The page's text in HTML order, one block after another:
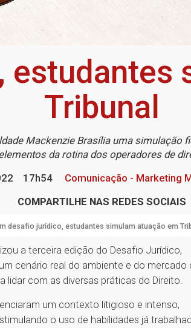
estudantes
Tribunal
Mackenzie Brasília uma
da rotina dos operadores de
17h54
Comunicação - Marketing
COMPARTILHE NAS REDES SOCIAIS
desafio jurídico, estudantes simulam atuação em
a terceira edição do Desafio Jurídico,
cenário real do ambiente e do mercado
com as diversas práticas do Direito.
um contexto litigioso e intenso,
o uso de habilidades já